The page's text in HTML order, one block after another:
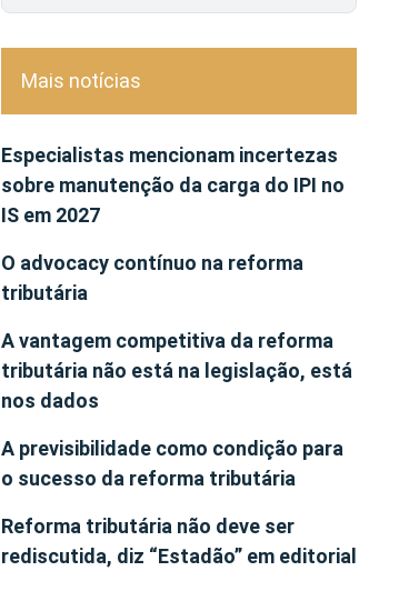
Mais notícias
Especialistas mencionam incertezas
sobre manutenção da carga do IPI no
IS em 2027
O advocacy contínuo na reforma
tributária
A vantagem competitiva da reforma
tributária não está na legislação, está
nos dados
A previsibilidade como condição para
o sucesso da reforma tributária
Reforma tributária não deve ser
rediscutida, diz “Estadão” em editorial